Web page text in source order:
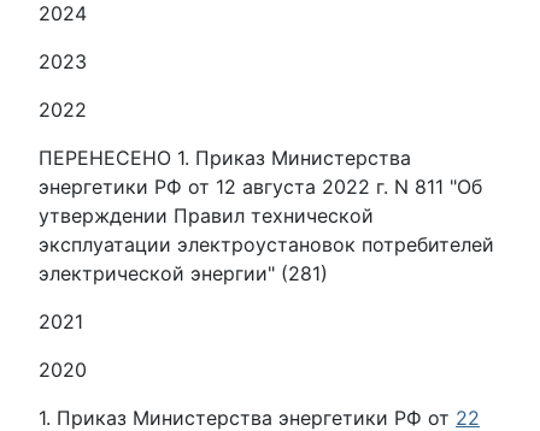
2024
2023
2022
ПЕРЕНЕСЕНО 1. Приказ Министерства
энергетики РФ от 12 августа 2022 г. N 811 "Об
утверждении Правил технической
эксплуатации электроустановок потребителей
электрической энергии" (281)
2021
2020
1. Приказ Министерства энергетики РФ от 22